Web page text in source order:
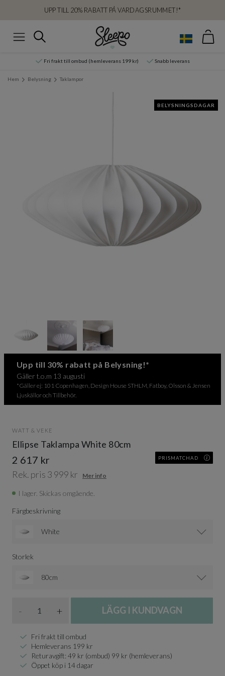
UPP TILL 20% RABATT PÅ VARDAGSRUMMET!*
Sök
Fri frakt till ombud (hemleverans 199 kr) Snabb leverans
Hem Belysning Taklampor
BELYSNINGSDAGAR
Upp till 30% rabatt på Belysning!*
Gäller t.o.m 13 augusti
*Gäller ej: 101 Copenhagen, Design House STHLM, Fatboy, Olsson & Jensen
Ljuskällor och Tillbehör.
WATT & VEKE
Ellipse Taklampa White 80cm
2 617 kr PRISMATCHAD
Rek. pris 3 999 kr Mer info
I lager. Skickas omgående.
Färgbeskrivning
White
Storlek
80cm
- + LÄGG I KUNDVAGN
Fri frakt till ombud
Hemleverans 199 kr
Returavgift: 49 kr (ombud) 99 kr (hemleverans)
Öppet köp i 14 dagar